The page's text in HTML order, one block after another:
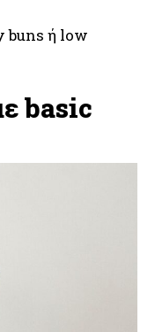
buns ή low
basic